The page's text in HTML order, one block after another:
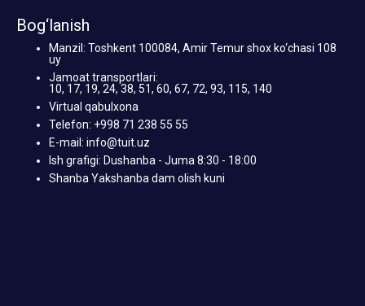
Bog‘lanish
Manzil: Toshkent 100084, Amir Temur shox ko‘chasi 108
uy
Jamoat transportlari:
10, 17, 19, 24, 38, 51, 60, 67, 72, 93, 115, 140
Virtual qabulxona
Telefon: +998 71 238 55 55
E-mail: info@tuit.uz
Ish grafigi: Dushanba - Juma 8:30 - 18:00
Shanba Yakshanba dam olish kuni